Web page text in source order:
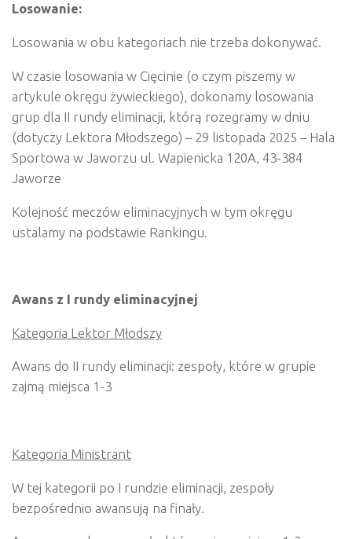
Losowanie:
Losowania w obu kategoriach nie trzeba dokonywać.
W czasie losowania w Cięcinie (o czym piszemy w
artykule okręgu żywieckiego), dokonamy losowania
grup dla II rundy eliminacji, którą rozegramy w dniu
(dotyczy Lektora Młodszego) – 29 listopada 2025 – Hala
Sportowa w Jaworzu ul. Wapienicka 120A, 43-384
Jaworze
Kolejność meczów eliminacyjnych w tym okręgu
ustalamy na podstawie Rankingu.
Awans z I rundy eliminacyjnej
Kategoria Lektor Młodszy
Awans do II rundy eliminacji: zespoły, które w grupie
zajmą miejsca 1-3
Kategoria Ministrant
W tej kategorii po I rundzie eliminacji, zespoły
bezpośrednio awansują na finały.